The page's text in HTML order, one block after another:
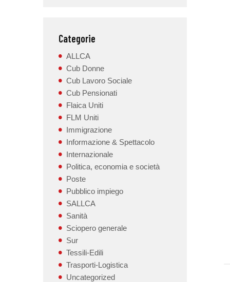
Categorie
ALLCA
Cub Donne
Cub Lavoro Sociale
Cub Pensionati
Flaica Uniti
FLM Uniti
Immigrazione
Informazione & Spettacolo
Internazionale
Politica, economia e società
Poste
Pubblico impiego
SALLCA
Sanità
Sciopero generale
Sur
Tessili-Edili
Trasporti-Logistica
Uncategorized